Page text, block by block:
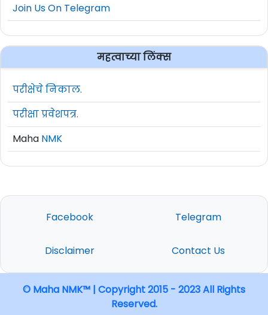
Join Us On Telegram
महत्वाच्या लिंक्स
परीक्षेचे निकाल.
परीक्षा प्रवेशपत्र.
Maha NMK
Facebook Telegram
Disclaimer Contact Us
© Maha NMK™ | Copyright 2015 - 2023 All Rights
Reserved.